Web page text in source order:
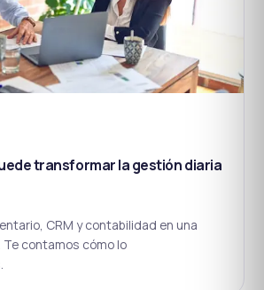
transformar la gestión diaria
CRM y contabilidad en una
contamos cómo lo